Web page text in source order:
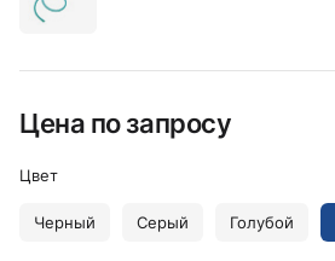
Цена по запросу
Цвет
Черный Серый Голубой